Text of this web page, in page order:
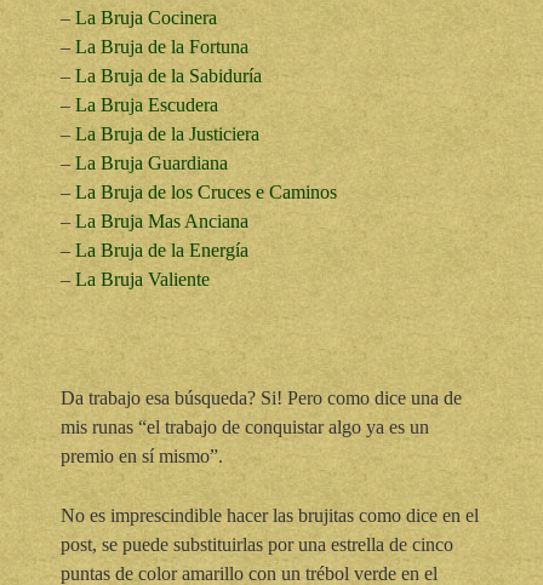
– La Bruja Cocinera
– La Bruja de la Fortuna
– La Bruja de la Sabiduría
– La Bruja Escudera
– La Bruja de la Justiciera
– La Bruja Guardiana
–La Bruja de los Cruces e Caminos
–La Bruja Mas Anciana
–La Bruja de la Energía
– La Bruja Valiente
Da trabajo esa búsqueda? Si! Pero como dice una de
mis runas “el trabajo de conquistar algo ya es un
premio en sí mismo”.
No es imprescindible hacer las brujitas como dice en el
post, se puede substituirlas por una estrella de cinco
puntas de color amarillo con un trébol verde en el